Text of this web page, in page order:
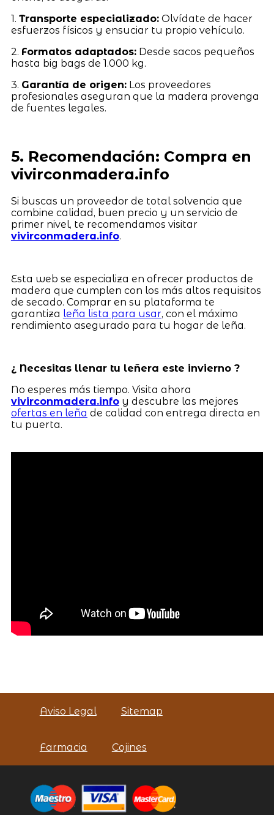
1. Transporte especializado:Olvídate de hacer
esfuerzos físicos y ensuciar tu propio vehículo.
2. Formatos adaptados:Desde sacos pequeños
hasta big bags de 1.000 kg.
3. Garantía de origen:Los proveedores
profesionales aseguran que la madera provenga
de fuentes legales.
5. Recomendación: Compra en
vivirconmadera.info
Si buscas un proveedor de total solvencia que
combine calidad, buen precio y un servicio de
primer nivel, te recomendamos visitar
vivirconmadera.info.
Esta web se especializa en ofrecer productos de
madera que cumplen con los más altos requisitos
de secado. Comprar en su plataforma te
garantiza leña lista para usar, con el máximo
rendimiento asegurado para tu hogar de leña.
¿ Necesitas llenar tu leñera este invierno ?
No esperes más tiempo. Visita ahora
vivirconmadera.infoy descubre las mejores
ofertas en leña de calidad con entrega directa en
tu puerta.
Aviso Legal Sitemap
Farmacia Cojines